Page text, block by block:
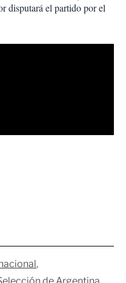
disputará el partido por el
de Argentina